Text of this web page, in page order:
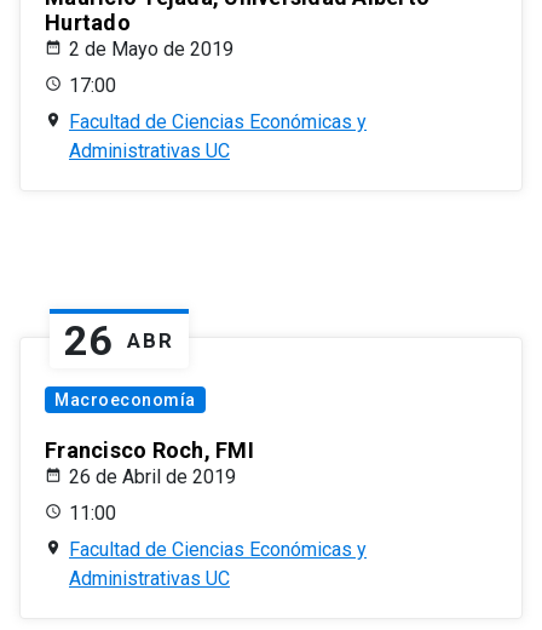
Hurtado
2 de Mayo de 2019
17:00
Facultad de Ciencias Económicas y
Administrativas UC
26 ABR
Macroeconomía
Francisco Roch, FMI
26 de Abril de 2019
11:00
Facultad de Ciencias Económicas y
Administrativas UC